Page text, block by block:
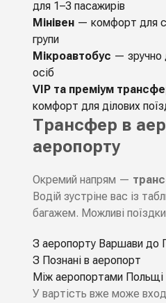
для 1–3 пасажирів
Мінівен— комфорт для
групи
Мікроавтобус — зручно
осіб
VIP та преміум
комфорт для ділових
Трансфер в
аеропорту
Окремий напрям —
Водій зустріне вас із
багажем. Можливі
З аеропорту Варшави до
З Познані в аеропорт
Між аеропортами Польщі
У вартість вже може